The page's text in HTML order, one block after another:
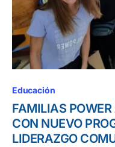
Educación
FAMILIAS
CON NUEVO
LIDERAZGO